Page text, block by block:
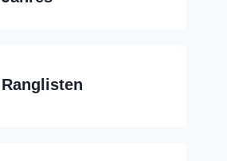
Ranglisten